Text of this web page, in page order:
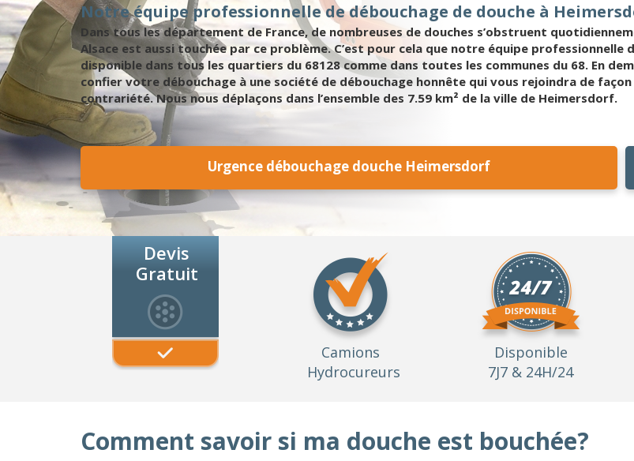
Notre équipe professionnelle de débouchage de douche à
Dans tous les département de France, de nombreuses de douches s’obstruent
Alsace est aussi touchée par ce problème. C’est pour cela que notre équipe
disponible dans tous les quartiers du 68128 comme dans toutes les communes du 68. En
confier votre débouchage à une société de débouchage honnête qui vous rejoindra de
contrariété. Nous nous déplaçons dans l’ensemble des 7.59 km² de la ville de Heimersdorf.
Urgence débouchage douche Heimersdorf
Devis
Gratuit
Camions
Hydrocureurs
Disponible
7J7 & 24H/24
Comment savoir si ma douche est bouchée?